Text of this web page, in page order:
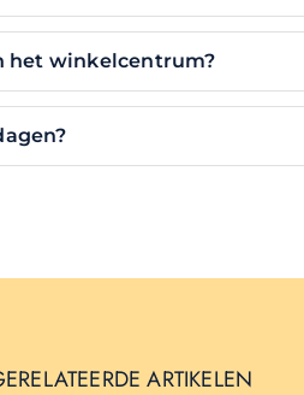
het winkelcentrum?
ARTIKELEN